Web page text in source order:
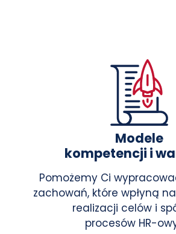
Modele
kompetencji i
Pomożemy Ci
zachowań, które wpłyną
realizacji celów i
procesów HR-